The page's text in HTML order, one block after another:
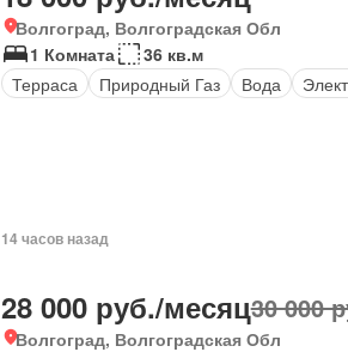
Волгоград, Волгоградская Обл
1 Комната
36 кв.м
Терраса
Природный Газ Вода
14 часов назад
28 000 руб./месяц30 000
Волгоград, Волгоградская Обл